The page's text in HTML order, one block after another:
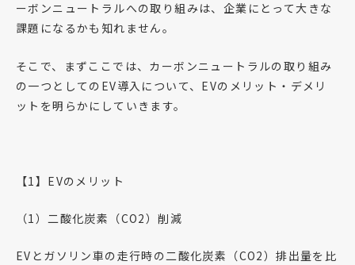
ーボンニュートラルへの取り組みは、企業にとって大きな
課題になるかも知れません。
そこで、まずここでは、カーボンニュートラルの取り組み
の一つとしてのEV導入について、EVのメリット・デメリ
ットを明らかにしていきます。
【1】EVのメリット
（1）二酸化炭素（CO2）削減
EVとガソリン車の走行時の二酸化炭素（CO2）排出量を比